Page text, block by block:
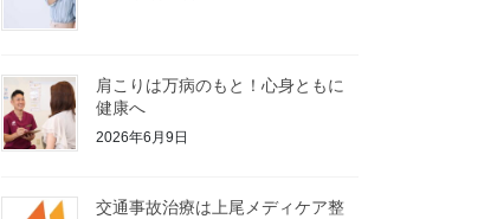
肩こりは万病のもと！心身ともに
健康へ
2026年6月9日
交通事故治療は上尾メディケア整